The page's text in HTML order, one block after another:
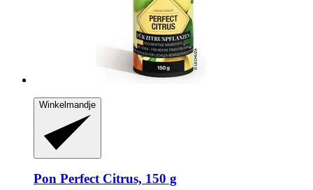
Winkelmandje
Pon Perfect Citrus, 150 g